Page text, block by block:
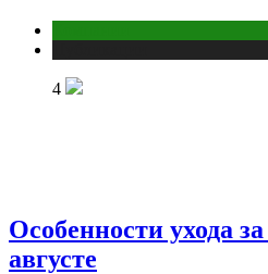
4
Особенности ухода
августе